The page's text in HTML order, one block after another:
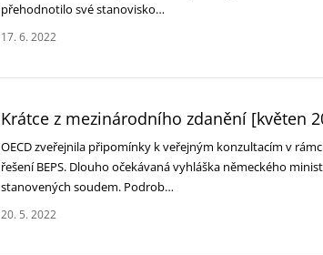
přehodnotilo své stanovisko…
17. 6. 2022
Krátce z mezinárodního zdanění [květen
OECD zveřejnila připomínky k veřejným konzultacím v
řešení BEPS. Dlouho očekávaná vyhláška německého
stanovených soudem. Podrob…
20. 5. 2022